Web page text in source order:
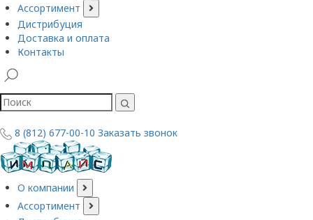
Ассортимент
Дистрибуция
Доставка и оплата
Контакты
8 (812) 677-00-10 Заказать звонок
О компании
Ассортимент